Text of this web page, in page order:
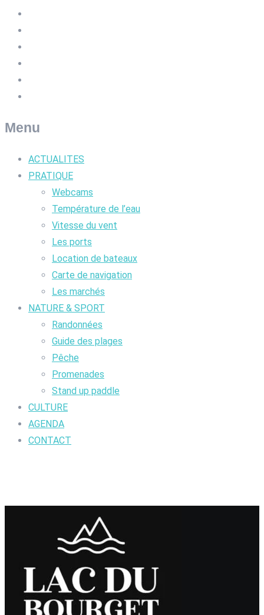
Menu
ACTUALITES
PRATIQUE
Webcams
Température de l’eau
Vitesse du vent
Les ports
Location de bateaux
Carte de navigation
Les marchés
NATURE & SPORT
Randonnées
Guide des plages
Pêche
Promenades
Stand up paddle
CULTURE
AGENDA
CONTACT